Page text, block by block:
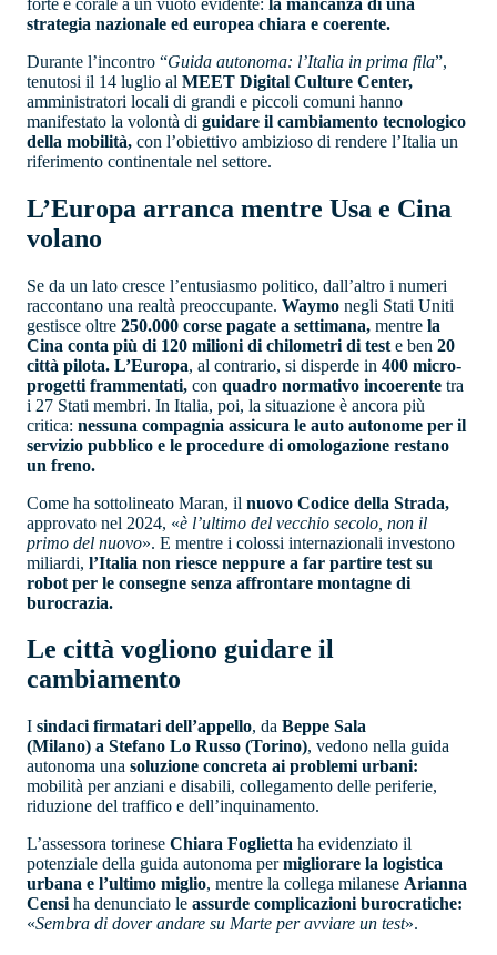
strategia nazionale ed europea chiara e coerente.
Durante l’incontro “Guida autonoma: l’Italia in prima fila”,
tenutosi il 14 luglio al MEET Digital Culture Center,
amministratori locali di grandi e piccoli comuni hanno
manifestato la volontà di guidare il cambiamento tecnologico
della mobilità, con l’obiettivo ambizioso di rendere l’Italia un
riferimento continentale nel settore.
L’Europa arranca mentre Usa e Cina
volano
Se da un lato cresce l’entusiasmo politico, dall’altro i numeri
raccontano una realtà preoccupante. Waymo negli Stati Uniti
gestisce oltre 250.000 corse pagate a settimana, mentre la
Cina conta più di 120 milioni di chilometri di test e ben 20
città pilota. L’Europa, al contrario, si disperde in 400 micro-
progetti frammentati, con quadro normativo incoerente tra
i 27 Stati membri. In Italia, poi, la situazione è ancora più
critica: nessuna compagnia assicura le auto autonome per il
servizio pubblico e le procedure di omologazione restano
un freno.
Come ha sottolineato Maran, il nuovo Codice della Strada,
approvato nel 2024, «è l’ultimo del vecchio secolo, non il
primo del nuovo». E mentre i colossi internazionali investono
miliardi, l’Italia non riesce neppure a far partire test su
robot per le consegne senza affrontare montagne di
burocrazia.
Le città vogliono guidare il
cambiamento
I sindaci firmatari dell’appello, da Beppe Sala
(Milano) a Stefano Lo Russo (Torino), vedono nella guida
autonoma una soluzione concreta ai problemi urbani:
mobilità per anziani e disabili, collegamento delle periferie,
riduzione del traffico e dell’inquinamento.
L’assessora torinese Chiara Foglietta ha evidenziato il
potenziale della guida autonoma permigliorare la logistica
urbana e l’ultimo miglio, mentre la collega milanese Arianna
Censi ha denunciato le assurde complicazioni burocratiche:
«Sembra di dover andare su Marte per avviare un test».